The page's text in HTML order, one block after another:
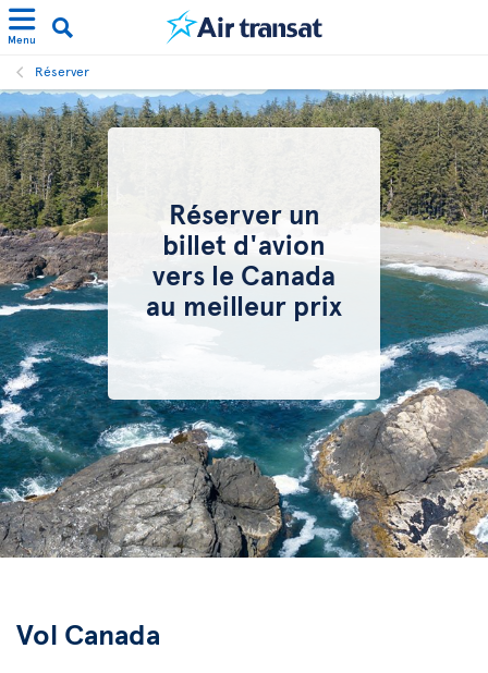
Menu
Réserver
Réserver un
billet d'avion
vers le Canada
au meilleur prix
Vol Canada